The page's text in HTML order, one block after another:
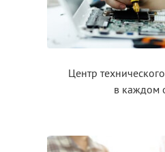
Центр
в каждом